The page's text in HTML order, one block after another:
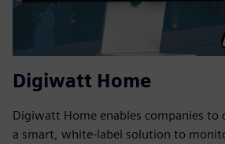
Digiwatt Home
Digiwatt Home enables companies to
a smart, white-label solution to